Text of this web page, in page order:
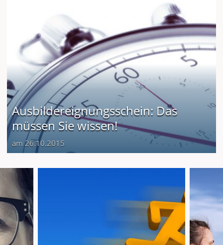
Ausbildereignungsschein: Das
müssen Sie wissen!
am 26.10.2015